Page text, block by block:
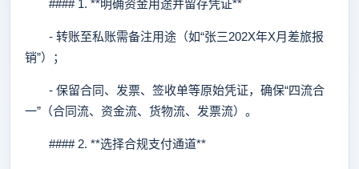
#### 1. **明确资金用途并留存凭证**
- 转账至私账需备注用途（如“张三202X年X月差旅报
销”）；
- 保留合同、发票、签收单等原始凭证，确保“四流合
一”（合同流、资金流、货物流、发票流）。
#### 2. **选择合规支付通道**